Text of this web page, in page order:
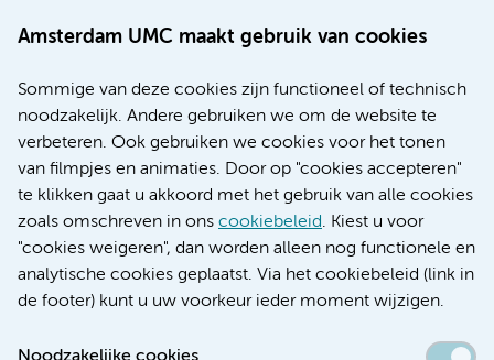
Amsterdam UMC maakt gebruik van cookies
Sommige van deze cookies zijn functioneel of technisch
noodzakelijk. Andere gebruiken we om de website te
verbeteren. Ook gebruiken we cookies voor het tonen
van filmpjes en animaties. Door op "cookies accepteren"
te klikken gaat u akkoord met het gebruik van alle cookies
zoals omschreven in ons cookiebeleid. Kiest u voor
"cookies weigeren", dan worden alleen nog functionele en
analytische cookies geplaatst. Via het cookiebeleid (link in
de footer) kunt u uw voorkeur ieder moment wijzigen.
Werken bij Amsterdam UMC
Nieuws
Research
Educatie locatie AMC
Educatie locatie VUmc
Verwijzen & diagnostiek